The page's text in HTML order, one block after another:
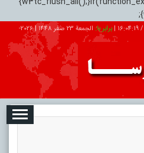
16:04:20
|برابر با: الجمعة 23 صفر 1448 |
2026-
تبلیغات درباره ما ارتباط با ما